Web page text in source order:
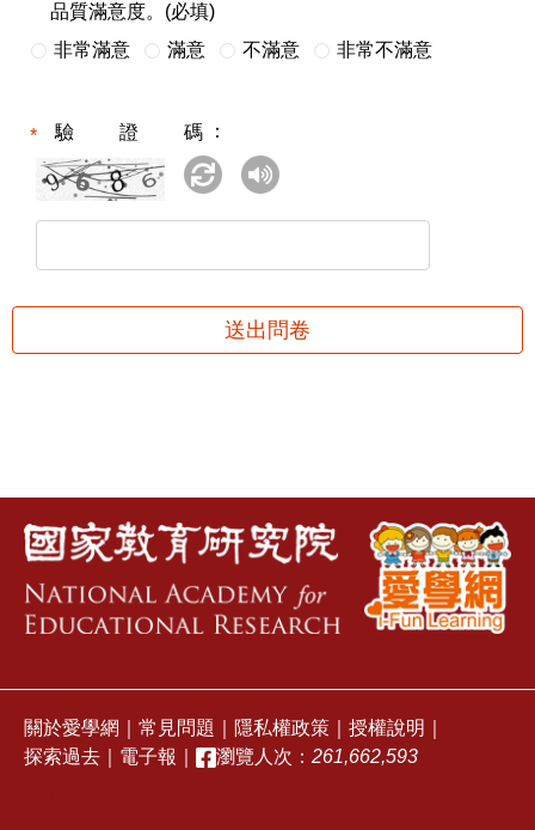
品質滿意度。(必填)
非常滿意
滿意 不滿意 非常不滿意
驗證碼
送出問卷
關於愛學網 常見問題 隱私權政策 授權說明
探索過去
電子報 瀏覽人次： 261,662,593